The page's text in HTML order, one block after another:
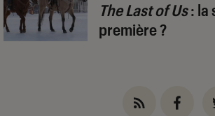
The Last of Us: la
première ?